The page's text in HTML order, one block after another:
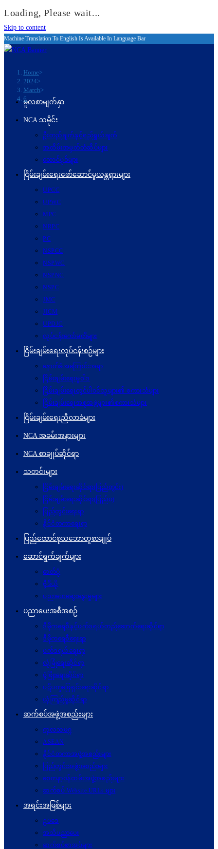
Loading, Please wait...
Skip to content
Machine Translation To English Is Available In Language Bar
Home>
2024>
March>
6
မူလစာမျက်နှာ
NCA သမိုင်း
ဦးတည်ချက်နှင့်ရည်ရွယ်ချက်
အထိမ်းအမှတ်တံဆိပ်များ
ဆောင်ပုဒ်များ
ငြိမ်းချမ်းရေးဖော်‌ဆောင်မှုယန္တရားများ
UPCC
UPWC
MPC
NRPC
PC
NSPCC
NSPWC
NSPNC
NSPC
JMC
JICM
UPDJC
လုပ်ငန်းကော်မတီများ
ငြိမ်းချမ်းရေးလုပ်ငန်းစဉ်များ
နောက်ခံအကြောင်းအရာ
ငြိမ်းချမ်းရေးမူဝါဒ
ငြိမ်းချမ်းရေးတွင်ပါဝင်သူများ၏ စကားသံများ
ငြိမ်းချမ်းရေးအစုအဖွဲ့များ၏စကားသံများ
ငြိမ်းချမ်းရေးညီလာခံများ
NCA အခမ်းအနားများ
NCA စာချုပ်ဆိုင်ရာ
သတင်းများ
ငြိမ်းချမ်းရေးဆိုင်ရာ(ပြည်တွင်း)
ငြိမ်းချမ်းရေးဆိုင်ရာ(ပြည်ပ)
ပြည်တွင်းရေးရာ
နိုင်ငံတကာရေးရာ
ပြည်ထောင်စုသဘောတူစာချုပ်
ဆောင်ရွက်ချက်များ
ဓာတ်ပုံ
ဗွီဒီယို
ပညာပေးဆွေးနွေးမှုများ
ပညာပေးအစီအစဉ်
ဒီမိုကရေစီနှင့်ဖက်ဒရယ်တည်ဆောက်ရေးဆိုင်ရာ
ဒီမိုကရေစီရေးရာ
ဖက်ဒရယ်ရေးရာ
လုံခြုံရေးဆိုင်ရာ
ဖွံဖြိုးရေးဆိုင်ရာ
ပဋိပက္ခ‌ဖြေရှင်းရေးဆိုင်ရာ
ယုံကြည်မှုဆိုင်ရာ
ဆက်စပ်အဖွဲ့အစည်းများ
ကုလသမဂ္ဂ
ASEAN
နိုင်ငံတကာအဖွဲ့အစည်းများ
ပြည်တွင်းအဖွဲ့အစည်းများ
စေတနာ့ဝန်ထမ်းအဖွဲ့အစည်းများ
ဆက်စပ် Website URLs များ
အရင်းအမြစ်များ
ဥပဒေ
အသိပညာပေး
ဆက်စပ်စာအုပ်များ